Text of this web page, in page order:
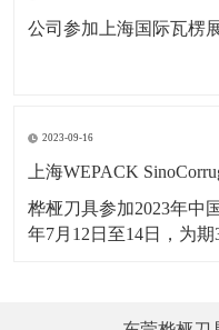
2023-09-16
上海WEPACK
桦桠刀具参加2023年中国
年7月12日至14日，为